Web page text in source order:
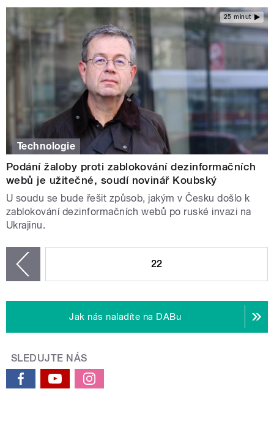
25 minut
Technologie
Podání žaloby proti zablokování dezinformačních
webů je užitečné, soudí novinář Koubský
U soudu se bude řešit způsob, jakým v Česku došlo k
zablokování dezinformačních webů po ruské invazi na
Ukrajinu.
22
Jak nás naladíte na DABu
SLEDUJTE NÁS